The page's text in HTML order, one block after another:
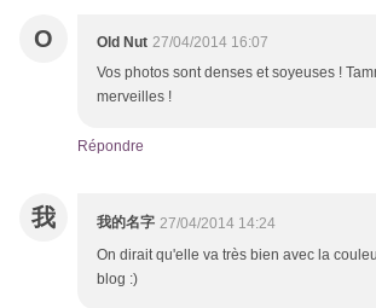
O Old Nut 27/04/2014 16:07
Vos photos sont denses et soyeuses !
merveilles !
Répondre
我 我的名字 27/04/2014 14:24
On dirait qu'elle va très bien avec la
blog :)